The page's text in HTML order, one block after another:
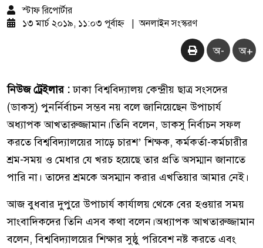
স্টাফ রিপোর্টার
১৩ মার্চ ২০১৯, ১১:০৩ পূর্বাহ্ন
অনলাইন সংস্করণ
অ- অ+
নিউজ ট্রেইলার :ঢাকা বিশ্ববিদ্যালয় কেন্দ্রীয় ছাত্র সংসদের
(ডাকসু) পুনর্নির্বাচন সম্ভব নয় বলে জানিয়েছেন উপাচার্য
অধ্যাপক আখতারুজ্জামান।তিনি বলেন, ডাকসু নির্বাচন সফল
করতে বিশ্ববিদ্যালয়ের সাড়ে চারশ’ শিক্ষক, কর্মকর্তা-কর্মচারীর
শ্রম-সময় ও মেধার যে খরচ হয়েছে তার প্রতি অসম্মান জানাতে
পারি না। তাদের শ্রমকে অসম্মান করার এখতিয়ার আমার নেই।
আজ বুধবার দুপুরে উপাচার্য কার্যালয় থেকে বের হওয়ার সময়
সাংবাদিকদের তিনি এসব কথা বলেন।অধ্যাপক আখতারুজ্জামান
বলেন, বিশ্ববিদ্যালয়ের শিক্ষার সুষ্ঠু পরিবেশ নষ্ট করতে এবং